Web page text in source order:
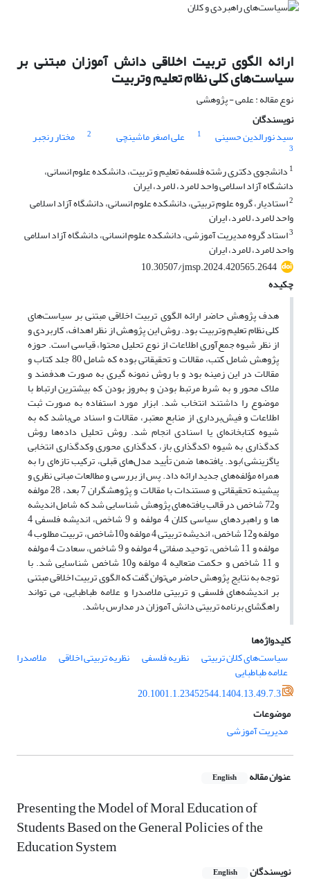
ارائه الگوی تربیت اخلاقی دانش آموزان مبتنی بر
سیاست‌های کلی نظام تعلیم وتربیت
نوع مقاله : علمی - پژوهشی
نویسندگان
سید نورالدین حسینی
1 علی اصغر ماشینچی 2 مختار رنجبر
3
1 دانشجوی دکتری رشته فلسفه تعلیم و تربیت، دانشکده علوم انسانی،
دانشگاه آزاد اسلامی واحد لامرد، لامرد، ایران
2استادیار، گروه علوم تربیتی، دانشکده‌ علوم انسانی، دانشگاه آزاد اسلامی
واحد لامرد، لامرد، ایران
3استاد گروه مدیریت آموزشی، دانشکده علوم انسانی، دانشگاه آزاد اسلامی
واحد لامرد، لامرد، ایران
10.30507/jmsp.2024.420565.2644
چکیده
هدف پژوهش حاضر ارائه الگوی تربیت اخلاقی مبتنی بر سیاست‌های
کلی نظام تعلیم وتربیت بود. روش این پژوهش از نظر اهداف، کاربردی و
از نظر شیوه جمع‌آوری اطلاعات از نوع تحلیل محتوا، قیاسی است. حوزه
پژوهش شامل کتب، مقالات و تحقیقاتی بوده که شامل 80 جلد کتاب و
مقالات در این زمینه بود و با روش نمونه گیری به صورت هدفمند و
ملاک محور و به شرط مرتبط بودن و به‌‌روز بودن که بیشترین ارتباط با
موضوع را داشتند انتخاب شد. ابزار مورد استفاده به صورت ثبت
اطلاعات و فیش‌برداری از منابع معتبر، مقالات و اسناد می‌باشد که به
شیوه کتابخانه‌ای یا اسنادی انجام شد. روش تحلیل داده‌ها روش
کدگذاری به شیوه (کدگذاری باز، کدگذاری محوری وکدگذاری انتخابی
یاگزینشی)بود. یافته‌ها ضمن تأیید مدل‌های قبلی، ترکیب تازه‌ای را به
همراه مؤلفه‌های جدید ارائه داد. پس از بررسی و مطالعات مبانی نظری و
پیشینه تحقیقاتی و مستندات با مقالات و پژوهشگران 7 بعد، 28 مولفه
و72 شاخص در قالب یافته‌‌های‌ پژوهش شناسایی شد که شامل اندیشه
ها و راهبردهای سیاسى کلان 4 مولفه و 9 شاخص، اندیشه فلسفی 4
مولفه و12 شاخص، اندیشه تربیتی 4 مولفه و10شاخص، تربیت مطلوب 4
مولفه و 11 شاخص، توحید صفاتی 4 مولفه و 9 شاخص، سعادت 4 مولفه
و 11 شاخص و حکمت متعالیه 4 مولفه و10 شاخص شناسایی شد. با
توجه به نتایج پژوهش حاضر می‌توان گفت که الگوی تربیت اخلاقی مبتنی
بر اندیشه‌های فلسفی و تربیتی ملاصدرا و علامه طباطبایی، می تواند
راهگشای برنامه تربیتی دانش آموزان در مدارس باشد.
کلیدواژه‌ها
سیاست‌های کلان تربیتی
نظریه فلسفی نظریه تربیتی اخلاقی ملاصدرا
علامه طباطبایی
20.1001.1.23452544.1404.13.49.7.3
موضوعات
مدیریت آموزشی
عنوان مقاله English
Presenting the Model of Moral Education of
Students Based on the General Policies of the
Education System
نویسندگان English